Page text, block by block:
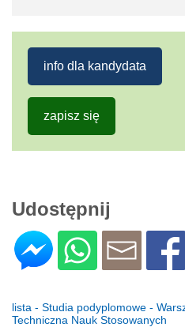
info dla kandydata
zapisz się
Udostępnij
lista - Studia podyplomowe -
Techniczna Nauk Stosowanych